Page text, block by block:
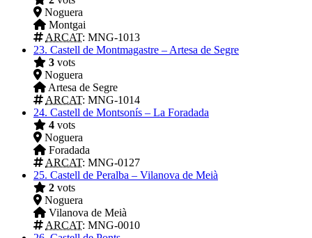
Noguera
Montgai
ARCAT: MNG-1013
23. Castell de Montmagastre – Artesa de Segre
3 vots
Noguera
Artesa de Segre
ARCAT: MNG-1014
24. Castell de Montsonís – La Foradada
4 vots
Noguera
Foradada
ARCAT: MNG-0127
25. Castell de Peralba – Vilanova de Meià
2 vots
Noguera
Vilanova de Meià
ARCAT: MNG-0010